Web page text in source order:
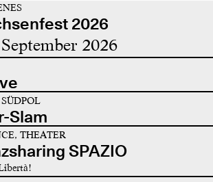
2026
September 2026
Slam
THEATER
SPAZIO